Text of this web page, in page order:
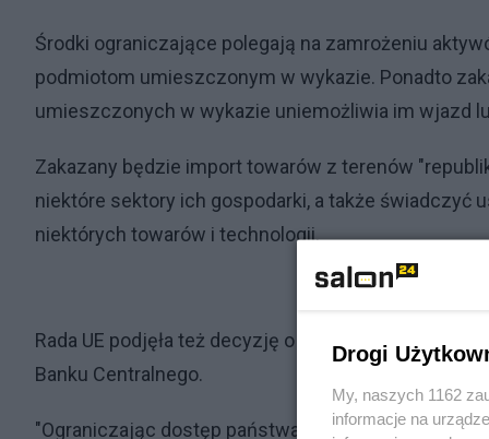
Środki ograniczające polegają na zamrożeniu
podmiotom umieszczonym w wykazie. Ponadto
umieszczonych w wykazie uniemożliwia im wjazd
Zakazany będzie import towarów z terenów
niektóre sektory ich gospodarki, a także świadczyć
niektórych towarów i technologii.
Rada UE podjęła też decyzję o wprowadzeniu
Banku Centralnego.
"Ograniczając dostęp państwa i rządu rosyjskiego
Drogi
My, naszych 1162
informacje na